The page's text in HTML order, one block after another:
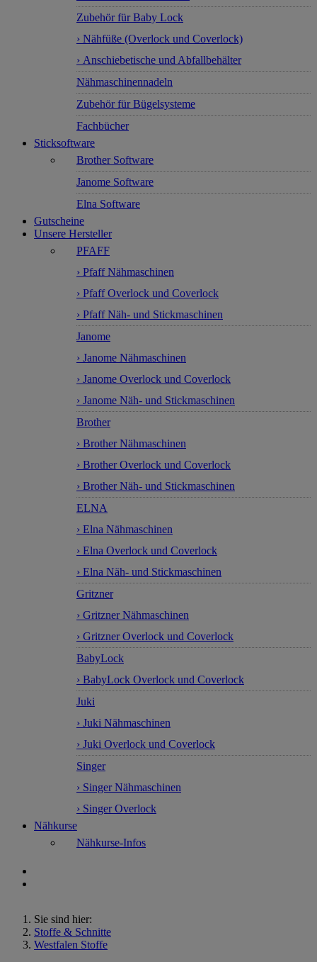
Zubehör für Baby Lock
› Nähfüße (Overlock und Coverlock)
› Anschiebetische und Abfallbehälter
Nähmaschinennadeln
Zubehör für Bügelsysteme
Fachbücher
Sticksoftware
Brother Software
Janome Software
Elna Software
Gutscheine
Unsere Hersteller
PFAFF
› Pfaff Nähmaschinen
› Pfaff Overlock und Coverlock
› Pfaff Näh- und Stickmaschinen
Janome
› Janome Nähmaschinen
› Janome Overlock und Coverlock
› Janome Näh- und Stickmaschinen
Brother
› Brother Nähmaschinen
› Brother Overlock und Coverlock
› Brother Näh- und Stickmaschinen
ELNA
› Elna Nähmaschinen
› Elna Overlock und Coverlock
› Elna Näh- und Stickmaschinen
Gritzner
› Gritzner Nähmaschinen
› Gritzner Overlock und Coverlock
BabyLock
› BabyLock Overlock und Coverlock
Juki
› Juki Nähmaschinen
› Juki Overlock und Coverlock
Singer
› Singer Nähmaschinen
› Singer Overlock
Nähkurse
Nähkurse-Infos
Sie sind hier:
Stoffe & Schnitte
Westfalen Stoffe